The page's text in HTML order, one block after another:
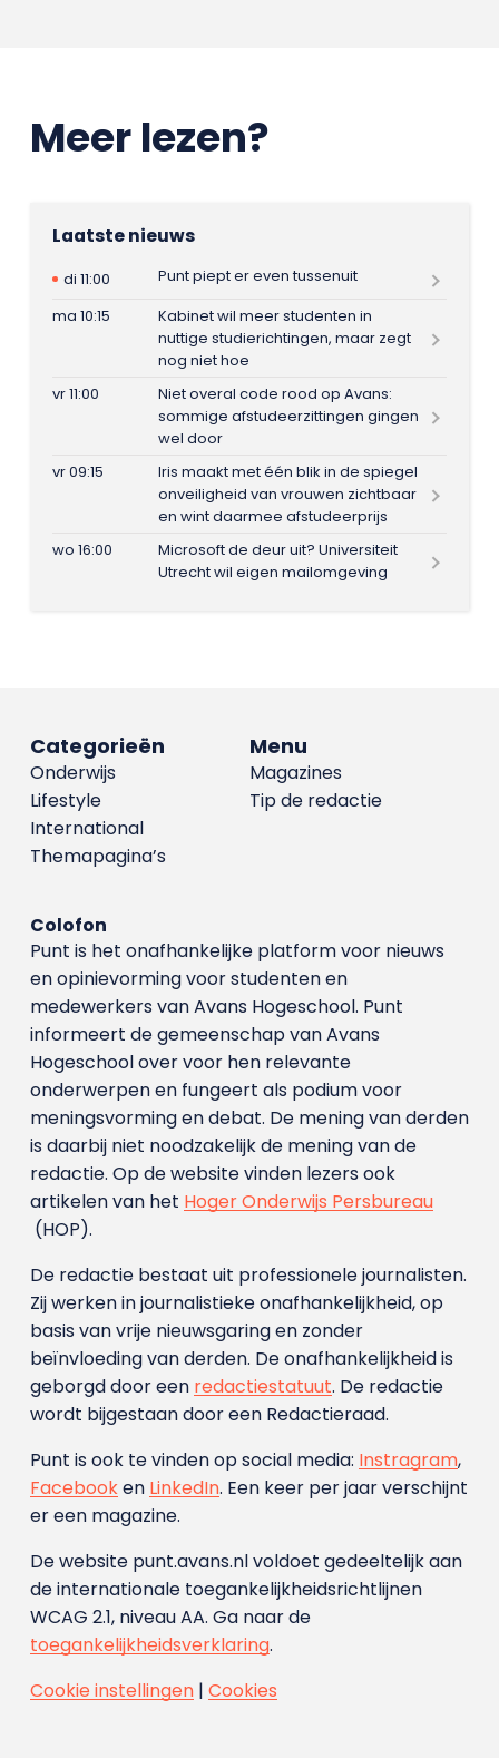
Meer lezen?
Laatste nieuws
di 11:00
Punt piept er even tussenuit
ma 10:15
Kabinet wil meer studenten in
nuttige studierichtingen, maar zegt
nog niet hoe
vr 11:00
Niet overal code rood op Avans:
sommige afstudeerzittingen gingen
wel door
vr 09:15
Iris maakt met één blik in de spiegel
onveiligheid van vrouwen zichtbaar
en wint daarmee afstudeerprijs
wo 16:00
Microsoft de deur uit? Universiteit
Utrecht wil eigen mailomgeving
Menu
Magazines
Tip de redactie
Categorieën
Onderwijs
Lifestyle
International
Themapagina’s
Colofon
Punt is het onafhankelijke platform voor nieuws
en opinievorming voor studenten en
medewerkers van Avans Hoge­school. Punt
informeert de gemeenschap van Avans
Hogeschool over voor hen relevante
onderwerpen en fungeert als podium voor
meningsvorming en debat. De mening van derden
is daarbij niet noodzakelijk de mening van de
redactie. Op de website vinden lezers ook
artikelen van het Hoger Onderwijs Persbureau
(HOP).
De redactie bestaat uit professionele journalisten.
Zij werken in journalistieke onafhankelijkheid, op
basis van vrije nieuwsgaring en zonder
beïnvloeding van derden. De onafhankelijkheid is
geborgd door een redactiestatuut. De redactie
wordt bijgestaan door een Redactieraad.
Punt is ook te vinden op social media: Instragram,
Facebooken LinkedIn. Een keer per jaar verschijnt
er een magazine.
De website punt.avans.nl voldoet gedeeltelijk aan
de internationale toegankelijkheidsrichtlijnen
WCAG 2.1, niveau AA. Ga naar de
toegankelijkheidsverklaring.
Cookie instellingen| Cookies